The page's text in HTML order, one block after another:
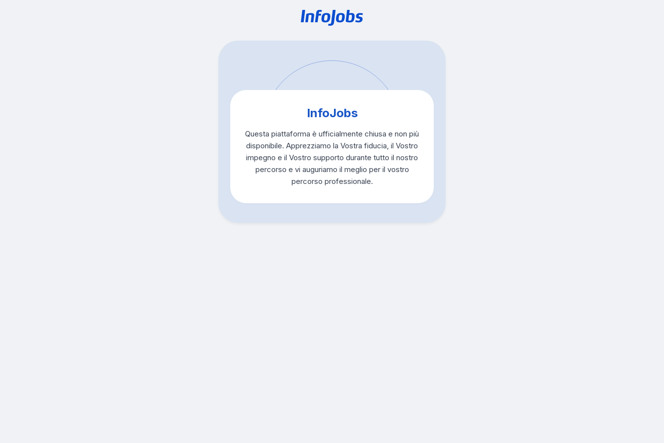
InfoJobs
Questa piattaforma è ufficialmente chiusa e non più
disponibile. Apprezziamo la Vostra fiducia, il Vostro
impegno e il Vostro supporto durante tutto il nostro
percorso e vi auguriamo il meglio per il vostro
percorso professionale.